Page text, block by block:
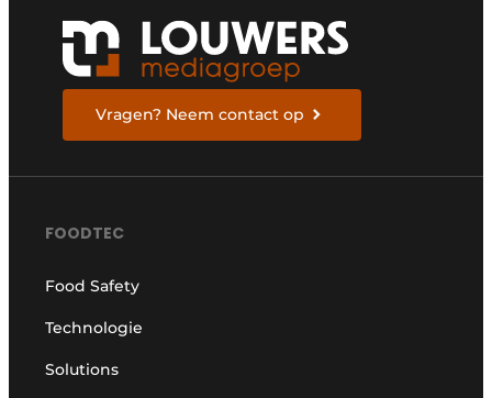
Vragen? Neem contact op
FOODTEC
Food Safety
Technologie
Solutions